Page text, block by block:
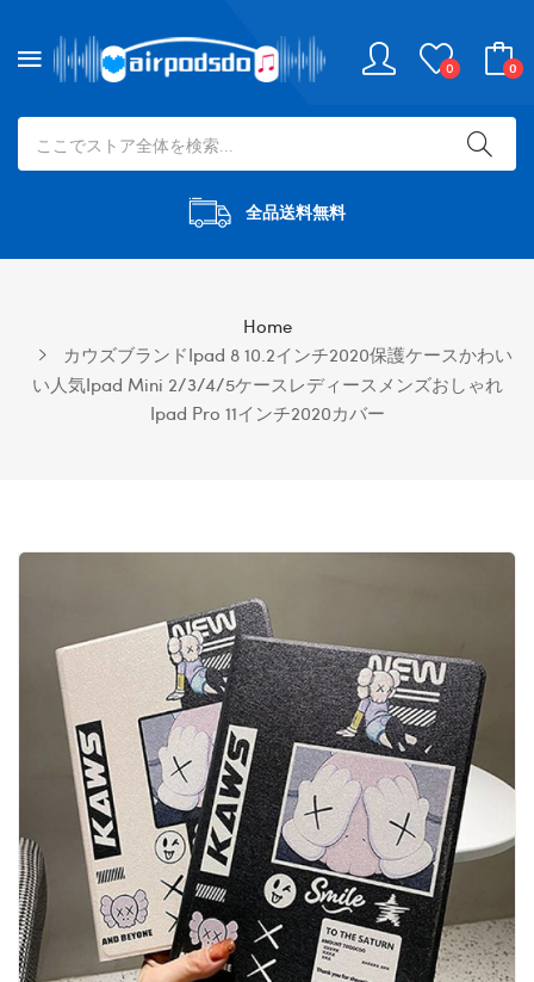
0 0
全品送料無料
Home
カウズブランドipad 8 10.2インチ2020保護ケースかわい
い人気ipad Mini 2/3/4/5ケースレディースメンズおしゃれ
Ipad Pro 11インチ2020カバー